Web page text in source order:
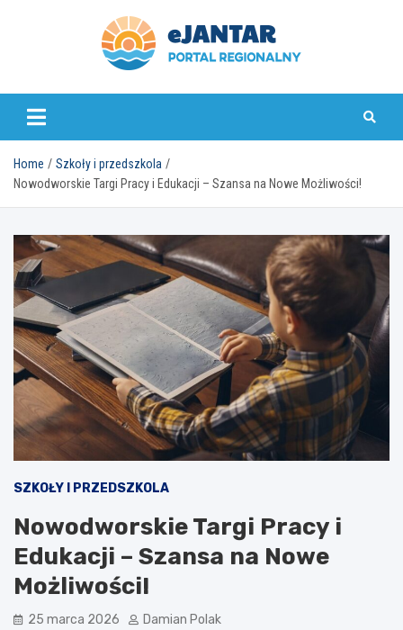
ejantar.pl
Home
Szkoły i przedszkola
Nowodworskie Targi Pracy i Edukacji – Szansa na Nowe Możliwości!
SZKOŁY I PRZEDSZKOLA
Nowodworskie Targi Pracy i
Edukacji – Szansa na Nowe
Możliwości!
25 marca 2026 Damian Polak